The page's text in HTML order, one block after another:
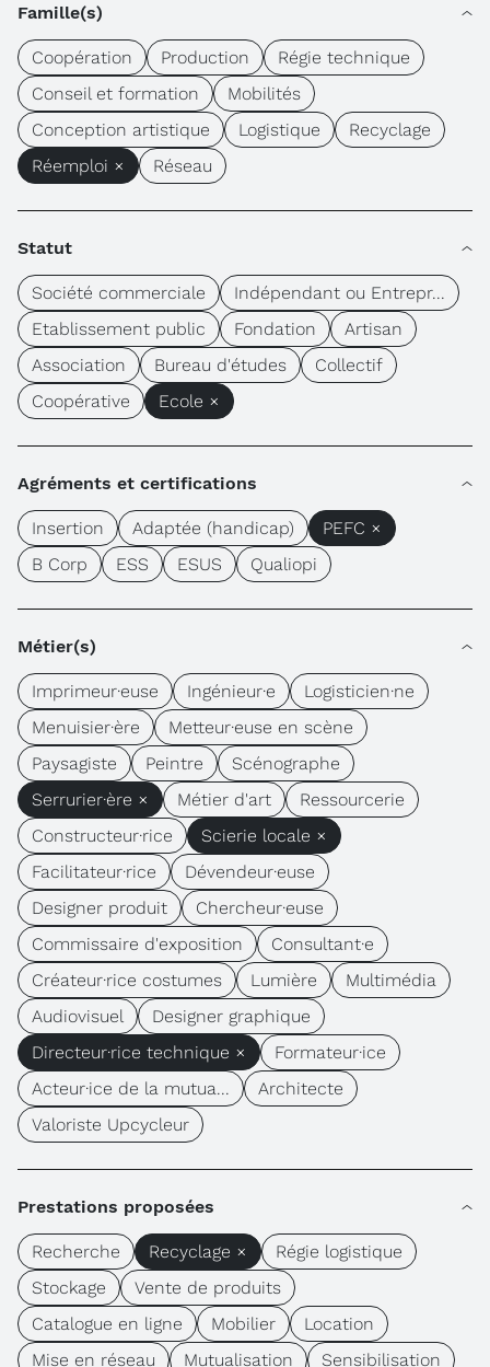
Famille(s)
Coopération Production
Régie technique
Conseil et formation
Mobilités
Conception artistique
Logistique
Recyclage
Réemploi ×
Réseau
Statut
Société commerciale
Indépendant ou Entrepr...
Etablissement public
Fondation
Artisan
Association
Bureau d'études
Collectif
Coopérative
Ecole ×
Agréments et certifications
Insertion Adaptée (handicap)
PEFC ×
B Corp
ESS ESUS Qualiopi
Métier(s)
Imprimeur·euse Ingénieur·e
Logisticien·ne
Menuisier·ère
Metteur·euse en scène
Paysagiste
Peintre
Scénographe
Serrurier·ère ×
Métier d'art
Ressourcerie
Constructeur·rice
Scierie locale ×
Facilitateur·rice
Dévendeur·euse
Designer produit
Chercheur·euse
Commissaire d'exposition
Consultant·e
Créateur·rice costumes
Lumière
Multimédia
Audiovisuel
Designer graphique
Directeur·rice technique ×
Formateur·ice
Acteur·ice de la mutua...
Architecte
Valoriste Upcycleur
Prestations proposées
Recherche Recyclage ×
Régie logistique
Stockage
Vente de produits
Catalogue en ligne
Mobilier
Location
Mise en réseau
Mutualisation Sensibilisation